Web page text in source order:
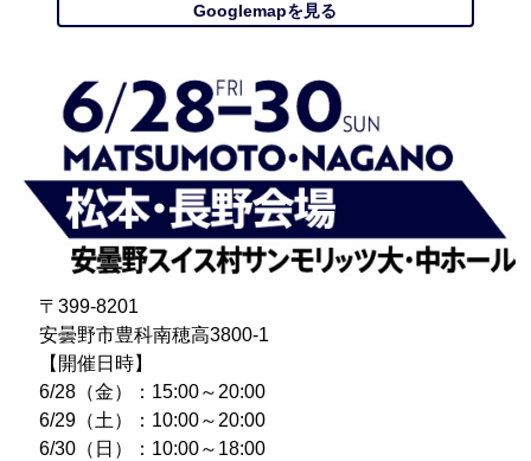
Googlemapを見る
〒399-8201
安曇野市豊科南穂高3800-1
【開催日時】
6/28（金）：15:00～20:00
6/29（土）：10:00～20:00
6/30（日）：10:00～18:00